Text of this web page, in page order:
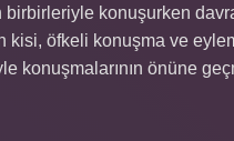
konuşurken
kisi, öfkeli konuşma ve
konuşmalarının önüne